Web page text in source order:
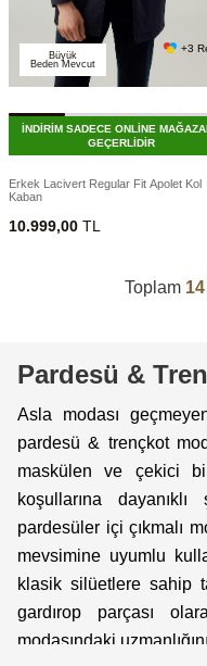
Büyük
Beden Mevcut
+3
İNDİRİM SADECE ONLİNE
GEÇERLİDİR
Erkek Lacivert Regular Fit Apolet Kol
Kaban
10.999,00 TL
Toplam 14
Pardesü &
Asla modası
pardesü & trençkot
maskülen ve çekici
koşullarına
pardesüler içi çıkmalı
mevsimine uyumlu
klasik silüetlere sahip
gardırop parçası
modasındaki